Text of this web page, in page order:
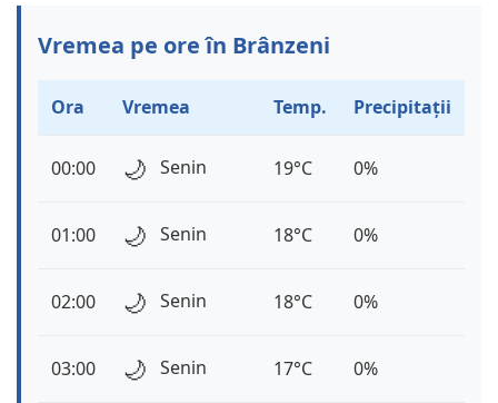
Vremea pe ore în Brânzeni
Ora Vremea Temp. Precipitații
00:00 🌙 Senin 19°C 0%
01:00 🌙 Senin 18°C 0%
02:00 🌙 Senin 18°C 0%
03:00 🌙 Senin 17°C 0%